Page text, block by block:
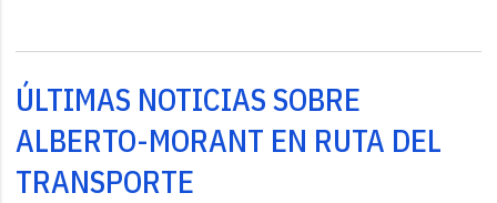
ÚLTIMAS NOTICIAS SOBRE
ALBERTO-MORANT EN RUTA DEL
TRANSPORTE